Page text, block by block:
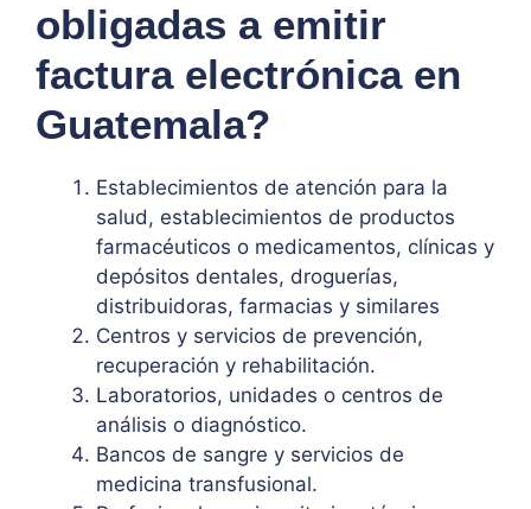
obligadas a emitir
factura electrónica en
Guatemala?
Establecimientos de atención para la
salud, establecimientos de productos
farmacéuticos o medicamentos, clínicas y
depósitos dentales, droguerías,
distribuidoras, farmacias y similares
Centros y servicios de prevención,
recuperación y rehabilitación.
Laboratorios, unidades o centros de
análisis o diagnóstico.
Bancos de sangre y servicios de
medicina transfusional.